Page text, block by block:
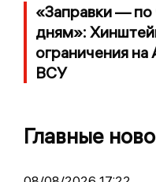
«Заправки —
дням»:
ограничения
ВСУ
Главные